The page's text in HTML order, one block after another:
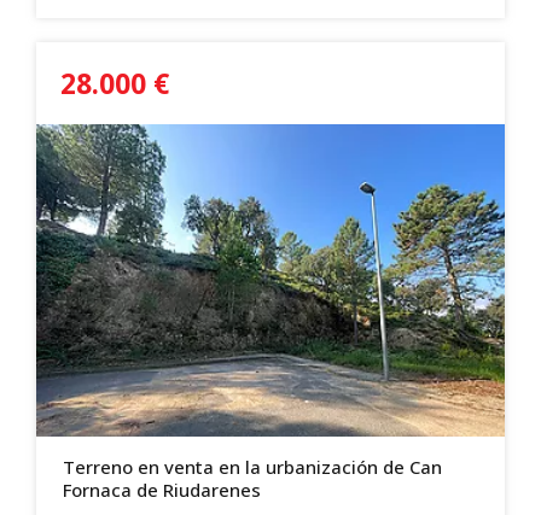
28.000 €
Terreno en venta en la urbanización de Can
Fornaca de Riudarenes